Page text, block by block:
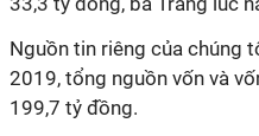
Nguồn tin riêng của chúng
2019, tổng nguồn vốn và
199,7 tỷ đồng.